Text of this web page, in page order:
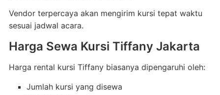
Vendor terpercaya akan mengirim kursi tepat waktu
sesuai jadwal acara.
Harga Sewa Kursi Tiffany Jakarta
Harga rental kursi Tiffany biasanya dipengaruhi oleh:
Jumlah kursi yang disewa